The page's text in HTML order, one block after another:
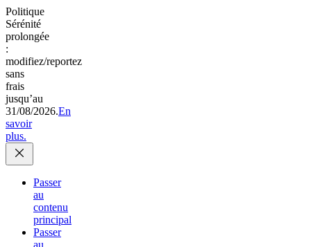
Politique
Sérénité
prolongée
:
modifiez/reportez
sans
frais
jusqu’au
31/08/2026.En
savoir
plus.
Passer
au
contenu
principal
Passer
au